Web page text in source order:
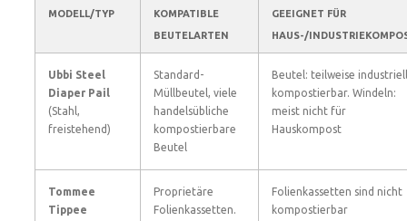
MODELL/TYP
KOMPATIBLE
BEUTELARTEN
GEEIGNET FÜR
HAUS-/
Ubbi Steel
Diaper Pail
(Stahl,
freistehend)
Standard-
Müllbeutel, viele
handelsübliche
kompostierbare
Beutel
Beutel: teilweise industriell
kompostierbar. Windeln:
meist nicht für
Hauskompost
Tommee
Tippee
Proprietäre
Folienkassetten.
Folienkassetten sind nicht
kompostierbar